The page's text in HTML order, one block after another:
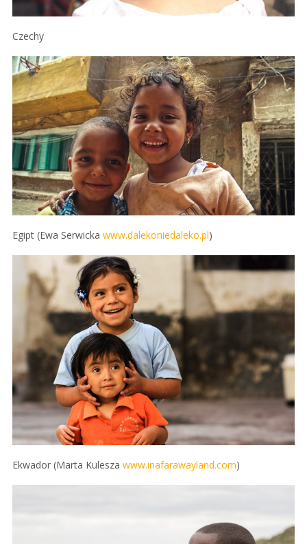
Czechy
Egipt (Ewa Serwicka www.dalekoniedaleko.pl)
Ekwador (Marta Kulesza www.inafarawayland.com)